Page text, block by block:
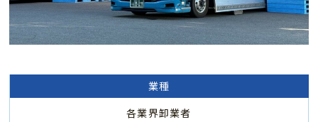
業種
各業界卸業者